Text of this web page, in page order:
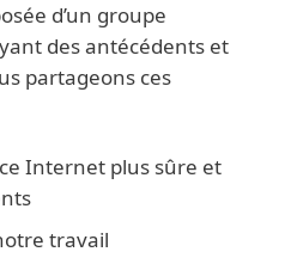
d’un groupe
des antécédents et
partageons ces
Internet plus sûre et
travail